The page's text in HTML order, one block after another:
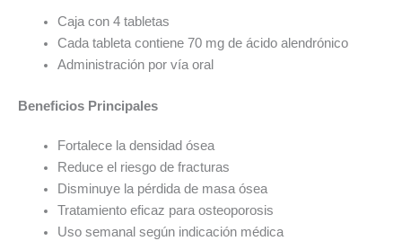
Caja con 4 tabletas
Cada tableta contiene 70 mg de ácido alendrónico
Administración por vía oral
Beneficios Principales
Fortalece la densidad ósea
Reduce el riesgo de fracturas
Disminuye la pérdida de masa ósea
Tratamiento eficaz para osteoporosis
Uso semanal según indicación médica